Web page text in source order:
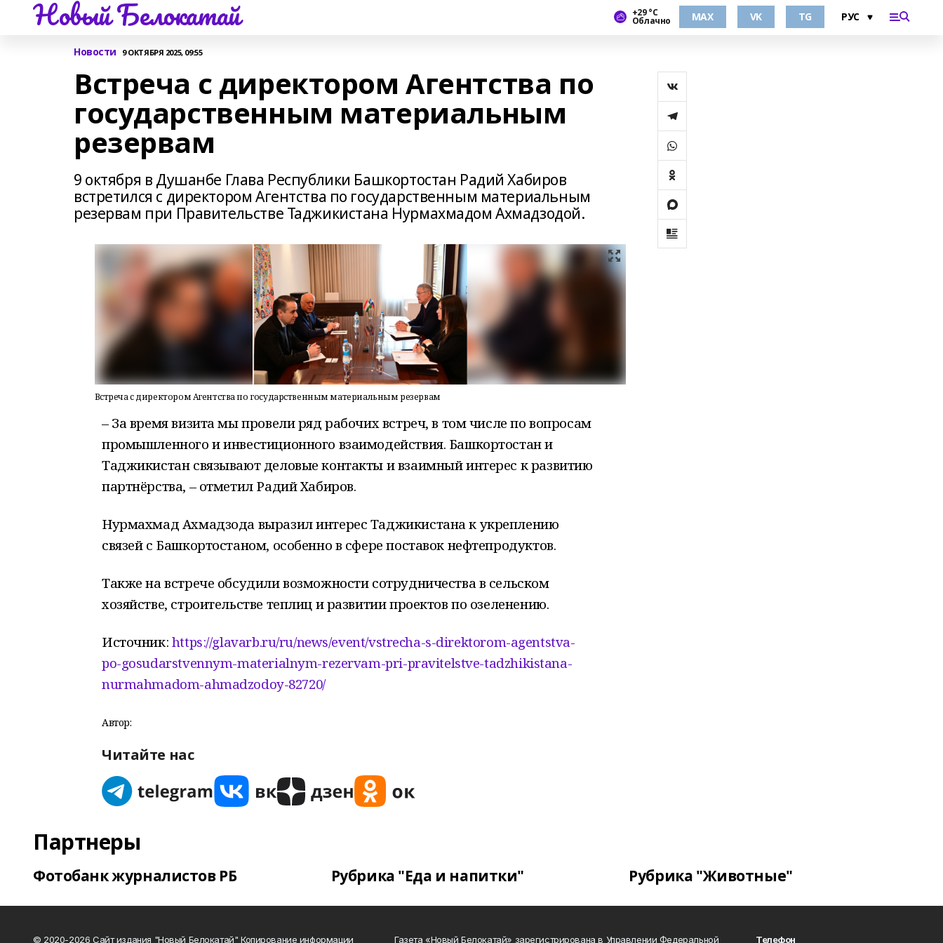
Новый Белокатай +29 °С
Облачно MAX VK TG
Новости 9 ОКТЯБРЯ 2025, 09:55
Встреча с директором Агентства по
государственным материальным
резервам
9 октября в Душанбе Глава Республики Башкортостан Радий Хабиров
встретился с директором Агентства по государственным материальным
резервам при Правительстве Таджикистана Нурмахмадом Ахмадзодой.
Встреча с директором Агентства по государственным материальным резервам
– За время визита мы провели ряд рабочих встреч, в том числе по вопросам
промышленного и инвестиционного взаимодействия. Башкортостан и
Таджикистан связывают деловые контакты и взаимный интерес к развитию
партнёрства, – отметил Радий Хабиров.
Нурмахмад Ахмадзода выразил интерес Таджикистана к укреплению
связей с Башкортостаном, особенно в сфере поставок нефтепродуктов.
Также на встрече обсудили возможности сотрудничества в сельском
хозяйстве, строительстве теплиц и развитии проектов по озеленению.
Источник: https://glavarb.ru/ru/news/event/vstrecha-s-direktorom-agentstva-
po-gosudarstvennym-materialnym-rezervam-pri-pravitelstve-tadzhikistana-
nurmahmadom-ahmadzodoy-82720/
Автор:
Читайте нас
Партнеры
Фотобанк журналистов РБ Рубрика "Еда и напитки" Рубрика "Животные"
© 2020-2026 Сайт издания "Новый Белокатай" Копирование информации Газета «Новый Белокатай» зарегистрирована в Управлении Федеральной Телефон